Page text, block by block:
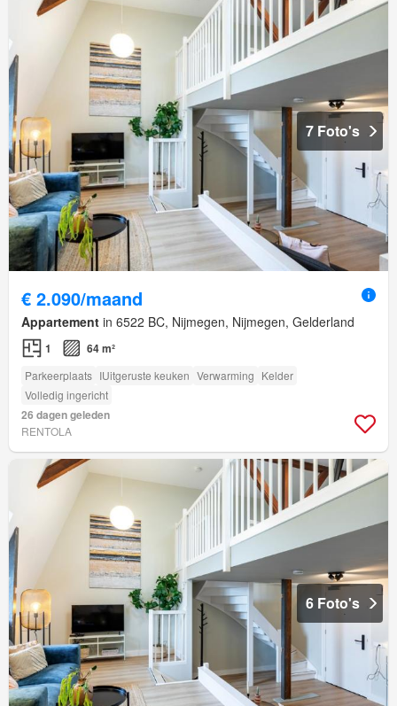
7 Foto's
€ 2.090/maand
Appartement in 6522 BC, Nijmegen, Nijmegen, Gelderland
1 64 m²
Parkeerplaats IUitgeruste keuken Verwarming Kelder
Volledig ingericht
26 dagen geleden
RENTOLA
6 Foto's